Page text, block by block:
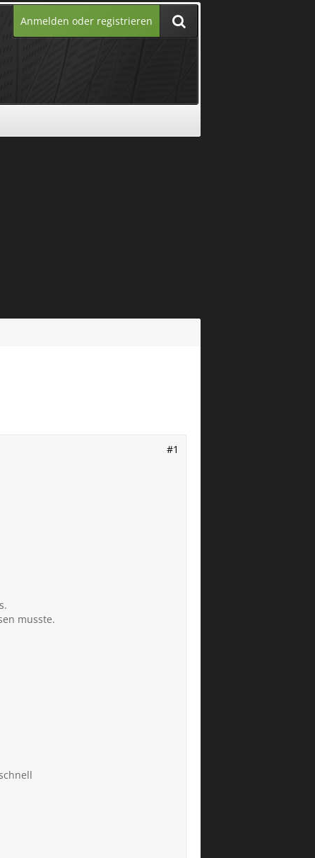
Anmelden oder registrieren
#1
musste.